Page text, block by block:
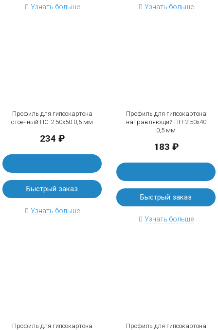
Узнать больше Узнать больше
Профиль для гипсокартона
стоечный ПС-2 50х50 0,5 мм
234 ₽
Быстрый заказ
Узнать больше
Профиль для гипсокартона
направляющий ПН-2 50х40
0,5 мм
183 ₽
Быстрый заказ
Узнать больше
Профиль для гипсокартона
Профиль для гипсокартона